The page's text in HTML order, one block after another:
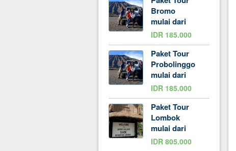
Bromo
mulai dari
IDR 185.000
Paket Tour
Probolinggo
mulai dari
IDR 185.000
Paket Tour
Lombok
mulai dari
IDR 805.000